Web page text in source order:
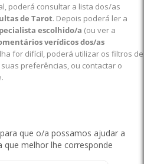
poderá consultar a lista dos/as
de Tarot. Depois poderá ler a
escolhido/a (ou ver a
verídicos dos/as
for difícil, poderá utilizar os filtros de
preferências, ou contactar o
que o/a possamos ajudar a
que melhor lhe corresponde